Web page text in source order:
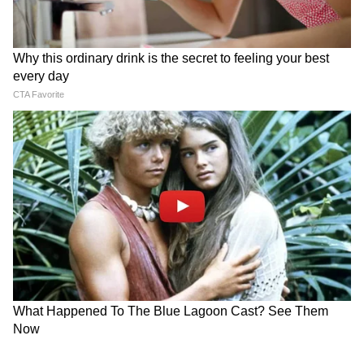
धान की फसल के लिए भी भावांतर योजना लागू की
जाएगी। राज्य सरकार धान उत्पादक किसानों को एमएसपी
और बाजार मूल्य के अंतर का भुगतान करेगी। उन्होंने कहा
कि हमारी सरकार खेत से लेकर बाजार तक हर क्षेत्र में
मूल्य संवर्धन पर काम कर रही है।